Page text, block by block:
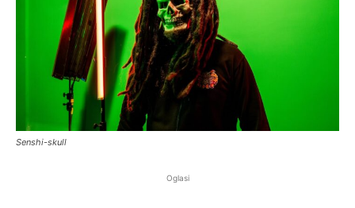
Senshi-skull
Oglasi